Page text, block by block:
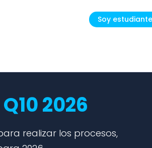
Soy estudiante
2026
realizar los procesos,